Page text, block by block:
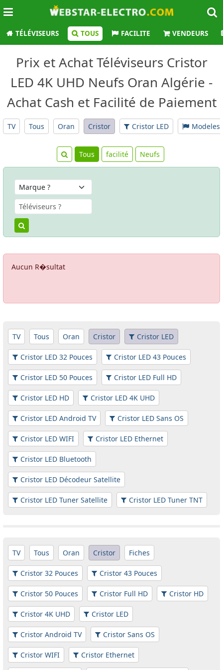
TÉLÉVISEURS TOUS FACILITE VENDEURS
Prix et Achat Téléviseurs Cristor
LED 4K UHD Neufs Oran Algérie -
Achat Cash et Facilité de Paiement
TV Tous Oran Cristor Cristor LED Modeles
Tous facilité Neufs
Aucun R�sultat
TV Tous Oran Cristor Cristor LED
Cristor LED 32 Pouces Cristor LED 43 Pouces
Cristor LED 50 Pouces Cristor LED Full HD
Cristor LED HD Cristor LED 4K UHD
Cristor LED Android TV Cristor LED Sans OS
Cristor LED WIFI Cristor LED Ethernet
Cristor LED Bluetooth
Cristor LED Décodeur Satellite
Cristor LED Tuner Satellite Cristor LED Tuner TNT
TV Tous Oran Cristor Fiches
Cristor 32 Pouces Cristor 43 Pouces
Cristor 50 Pouces Cristor Full HD Cristor HD
Cristor 4K UHD Cristor LED
Cristor Android TV Cristor Sans OS
Cristor WIFI Cristor Ethernet